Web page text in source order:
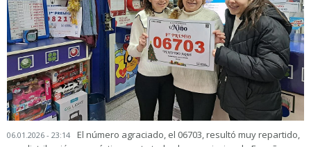
06.01.2026 - 23:14
El número agraciado, el 06703, resultó muy repartido,